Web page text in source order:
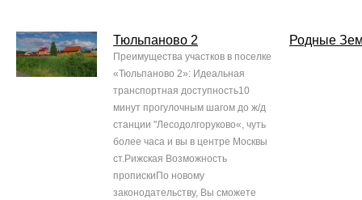
Тюльпаново 2
Преимущества участков в поселке
«Тюльпаново 2»: Идеальная
транспортная доступность10
минут прогулочным шагом до ж/д
станции "Лесодолгоруково«, чуть
более часа и вы в центре Москвы
ст.Рижская Возможность
пропискиПо новому
законодательству, Вы сможете
Родные